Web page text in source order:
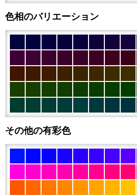
色相のバリエーション
その他の有彩色